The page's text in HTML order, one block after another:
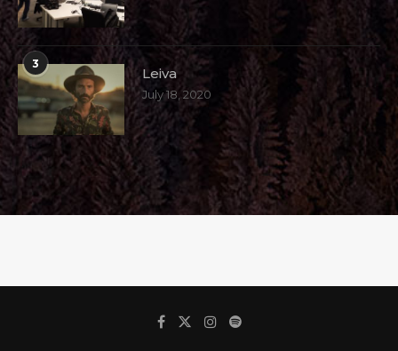
3
Leiva
July 18, 2020